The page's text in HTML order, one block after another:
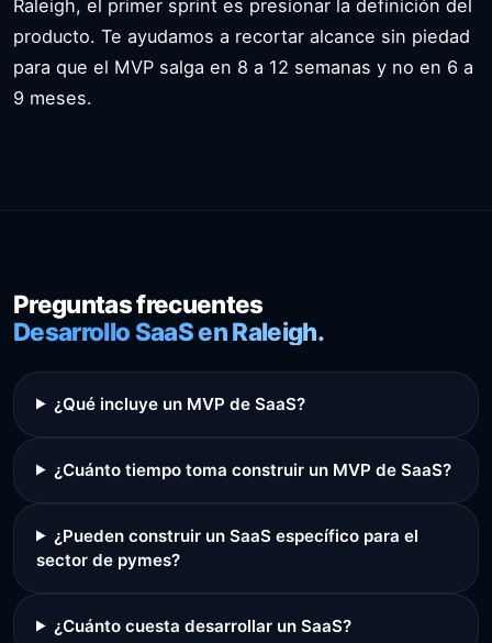
Raleigh, el primer sprint es presionar la definición del
producto. Te ayudamos a recortar alcance sin piedad
para que el MVP salga en 8 a 12 semanas y no en 6 a
9 meses.
Preguntas frecuentes
Desarrollo SaaS en Raleigh.
¿Qué incluye un MVP de SaaS?
¿Cuánto tiempo toma construir un MVP de SaaS?
¿Pueden construir un SaaS específico para el
sector de pymes?
¿Cuánto cuesta desarrollar un SaaS?